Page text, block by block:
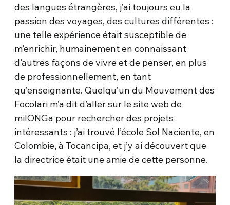
des langues étrangères, j’ai toujours eu la
passion des voyages, des cultures différentes :
une telle expérience était susceptible de
m’enrichir, humainement en connaissant
d’autres façons de vivre et de penser, en plus
de professionnellement, en tant
qu’enseignante. Quelqu’un du Mouvement des
Focolari m’a dit d’aller sur le site web de
milONGa pour rechercher des projets
intéressants : j’ai trouvé l’école Sol Naciente, en
Colombie, à Tocancipa, et j’y ai découvert que
la directrice était une amie de cette personne.